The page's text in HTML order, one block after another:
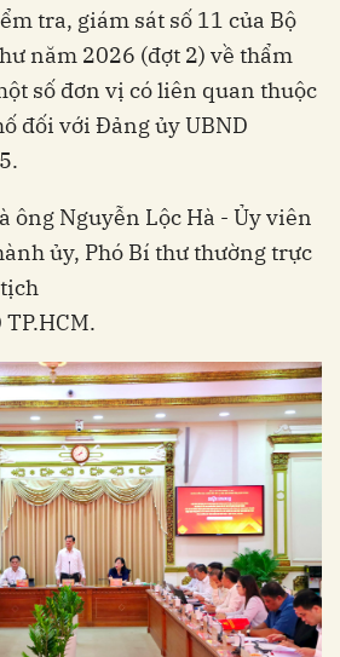
tra, giám sát số 11 của Bộ
năm 2026 (đợt 2) về thẩm
số đơn vị có liên quan thuộc
đối với Đảng ủy UBND
ông Nguyễn Lộc Hà - Ủy viên
ủy, Phó Bí thư thường trực